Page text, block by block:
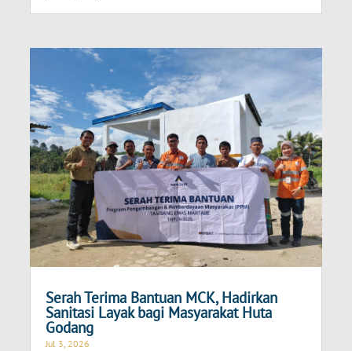
Serah Terima Bantuan MCK, Hadirkan
Sanitasi Layak bagi Masyarakat Huta
Godang
Jul 3, 2026